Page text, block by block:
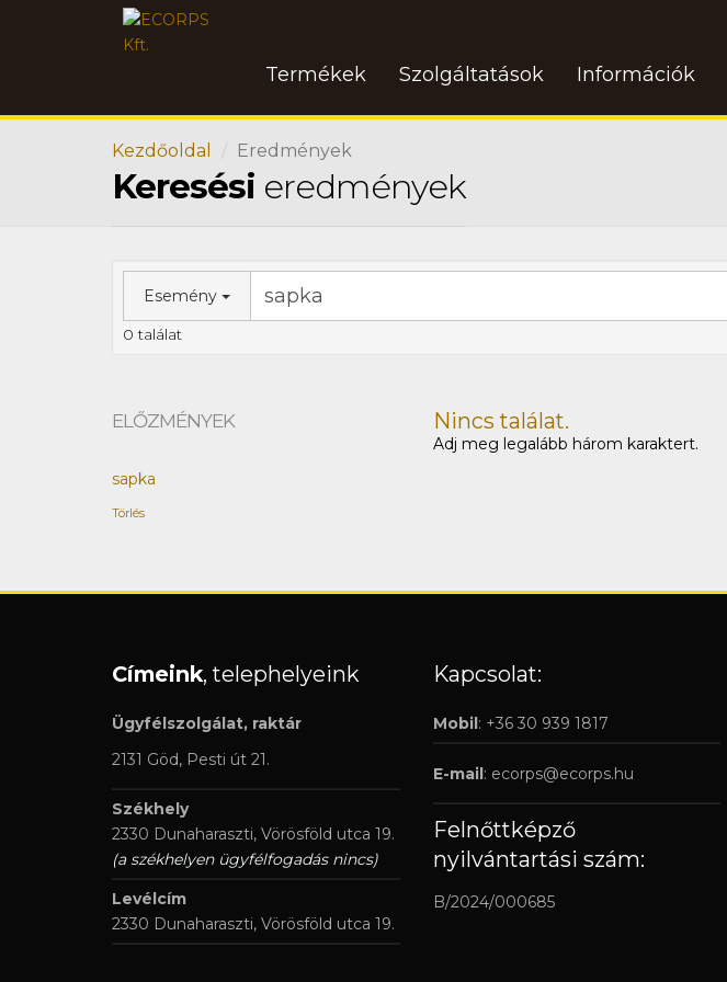
Termékek Szolgáltatások Információk
Kezdőoldal Eredmények
Keresési eredmények
Esemény
0 találat
ELŐZMÉNYEK
sapka
Törlés
Nincs találat.
Adj meg legalább három karaktert.
Címeink, telephelyeink
Ügyfélszolgálat, raktár
2131 Göd, Pesti út 21.
Székhely
2330 Dunaharaszti, Vörösföld utca 19.
(a székhelyen ügyfélfogadás nincs)
Levélcím
2330 Dunaharaszti, Vörösföld utca 19.
Kapcsolat:
Mobil: +36 30 939 1817
E-mail: ecorps@ecorps.hu
Felnőttképző
nyilvántartási szám:
B/2024/000685